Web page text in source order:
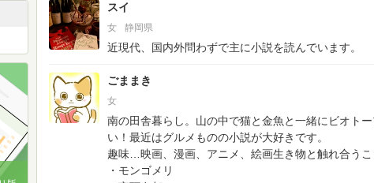
スイ
女 静岡県
近現代、国内外問わずで主に小説を読んでいます。
ごままき
女
南の田舎暮らし。山の中で猫と金魚と一緒にビオト
い！最近はグルメものの小説が大好きです。
趣味…映画、漫画、アニメ、絵画生き物と触れ合うこ
・モンゴメリ